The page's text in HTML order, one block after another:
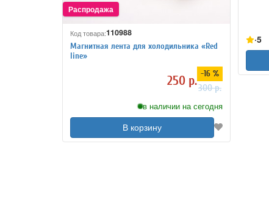
Код товара:110988
Магнитная лента для холодильника «Red
line»
250 р. -16 %
300 р.
в наличии на сегодня
В корзину
5